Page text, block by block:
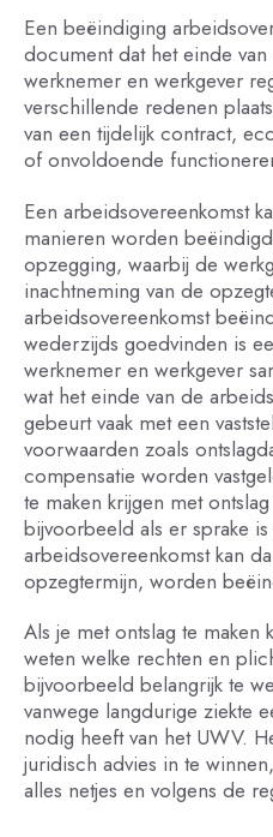
Een beëindiging
document dat het einde
werknemer en werkgever
verschillende redenen
van een tijdelijk contract,
of onvoldoende
Een arbeidsovereenkomst
manieren worden
opzegging, waarbij de
inachtneming van de
arbeidsovereenkomst
wederzijds goedvinden is
werknemer en werkgever
wat het einde van de
gebeurt vaak met een
voorwaarden zoals
compensatie worden
te maken krijgen met
bijvoorbeeld als er sprake
arbeidsovereenkomst kan
opzegtermijn, worden
Als je met ontslag te maken
weten welke rechten en
bijvoorbeeld belangrijk te
vanwege langdurige ziekte
nodig heeft van het UWV.
juridisch advies in te
alles netjes en volgens de